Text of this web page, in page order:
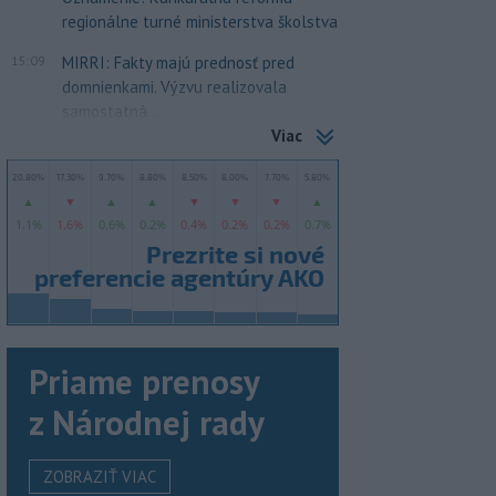
regionálne turné ministerstva školstva
15:09
MIRRI: Fakty majú prednosť pred
domnienkami. Výzvu realizovala
samostatná...
Viac
Priame prenosy
z Národnej rady
ZOBRAZIŤ VIAC